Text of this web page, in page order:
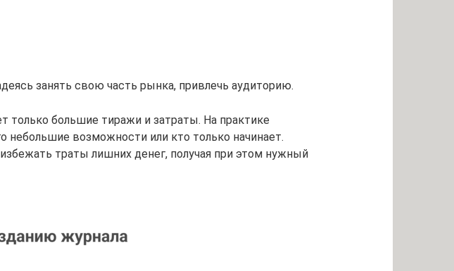
занять свою часть рынка, привлечь аудиторию.
только большие тиражи и затраты. На практике
возможности или кто только начинает.
траты лишних денег, получая при этом нужный